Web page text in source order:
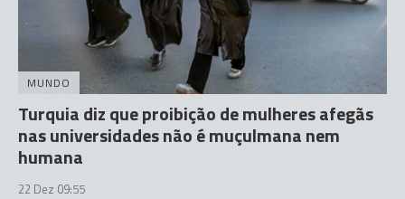
MUNDO
Turquia diz que proibição de mulheres afegãs
nas universidades não é muçulmana nem
humana
22 Dez 09:55